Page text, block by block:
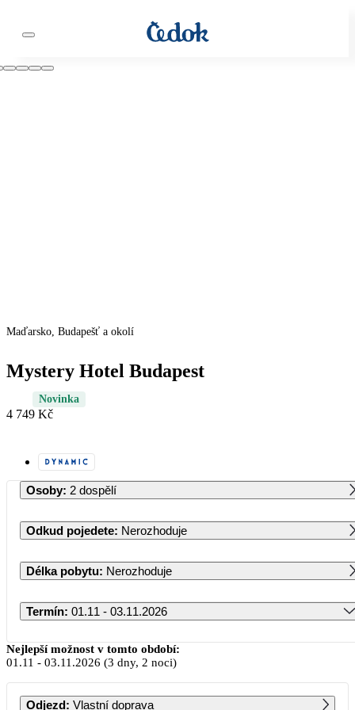
Maďarsko, Budapešť a okolí
Mystery Hotel Budapest
Novinka
4 749 Kč
Osoby: 2 dospělí
Odkud pojedete: Nerozhoduje
Délka pobytu: Nerozhoduje
Termín: 01.11 - 03.11.2026
Listopad 2026
PO ÚT ST ČT PÁ SO NE
Nejlepší možnost v tomto období:
01.11 - 03.11.2026 (3 dny, 2 noci)
Odjezd: Vlastní doprava